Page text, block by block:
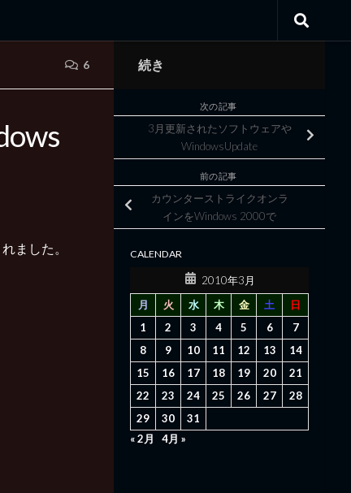
6
ました。
続き
次の記事
3月更新されたソフトウェアや
WindowsUpdate
前の記事
カウンターストライクオンラ
インをWindows 2000で
CALENDAR
2010年3月
月
火 水 木 金 土
日
1
2 3 4 5 6
7
8
9 10 11 12 13
14
15
16 17 18 19 20
21
22
23 24 25 26 27
28
29
30
31
« 2月
4月 »